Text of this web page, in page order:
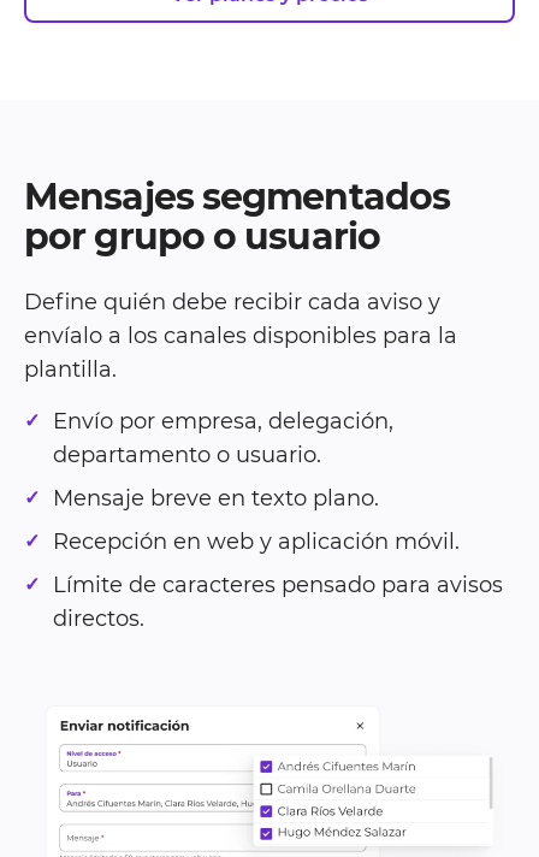
Mensajes segmentados
por grupo o usuario
Define quién debe recibir cada aviso y
envíalo a los canales disponibles para la
plantilla.
Envío por empresa, delegación,
departamento o usuario.
Mensaje breve en texto plano.
Recepción en web y aplicación móvil.
Límite de caracteres pensado para avisos
directos.